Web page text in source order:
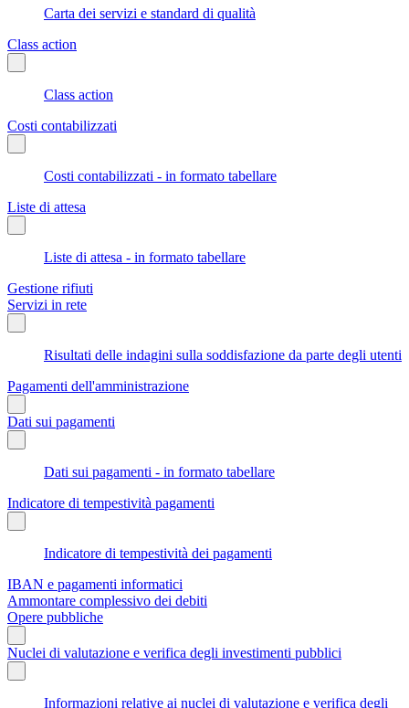
Carta dei servizi e standard di qualità
Class action
Class action
Costi contabilizzati
Costi contabilizzati - in formato tabellare
Liste di attesa
Liste di attesa - in formato tabellare
Gestione rifiuti
Servizi in rete
Risultati delle indagini sulla soddisfazione da parte degli utenti
Pagamenti dell'amministrazione
Dati sui pagamenti
Dati sui pagamenti - in formato tabellare
Indicatore di tempestività pagamenti
Indicatore di tempestività dei pagamenti
IBAN e pagamenti informatici
Ammontare complessivo dei debiti
Opere pubbliche
Nuclei di valutazione e verifica degli investimenti pubblici
Informazioni relative ai nuclei di valutazione e verifica degli